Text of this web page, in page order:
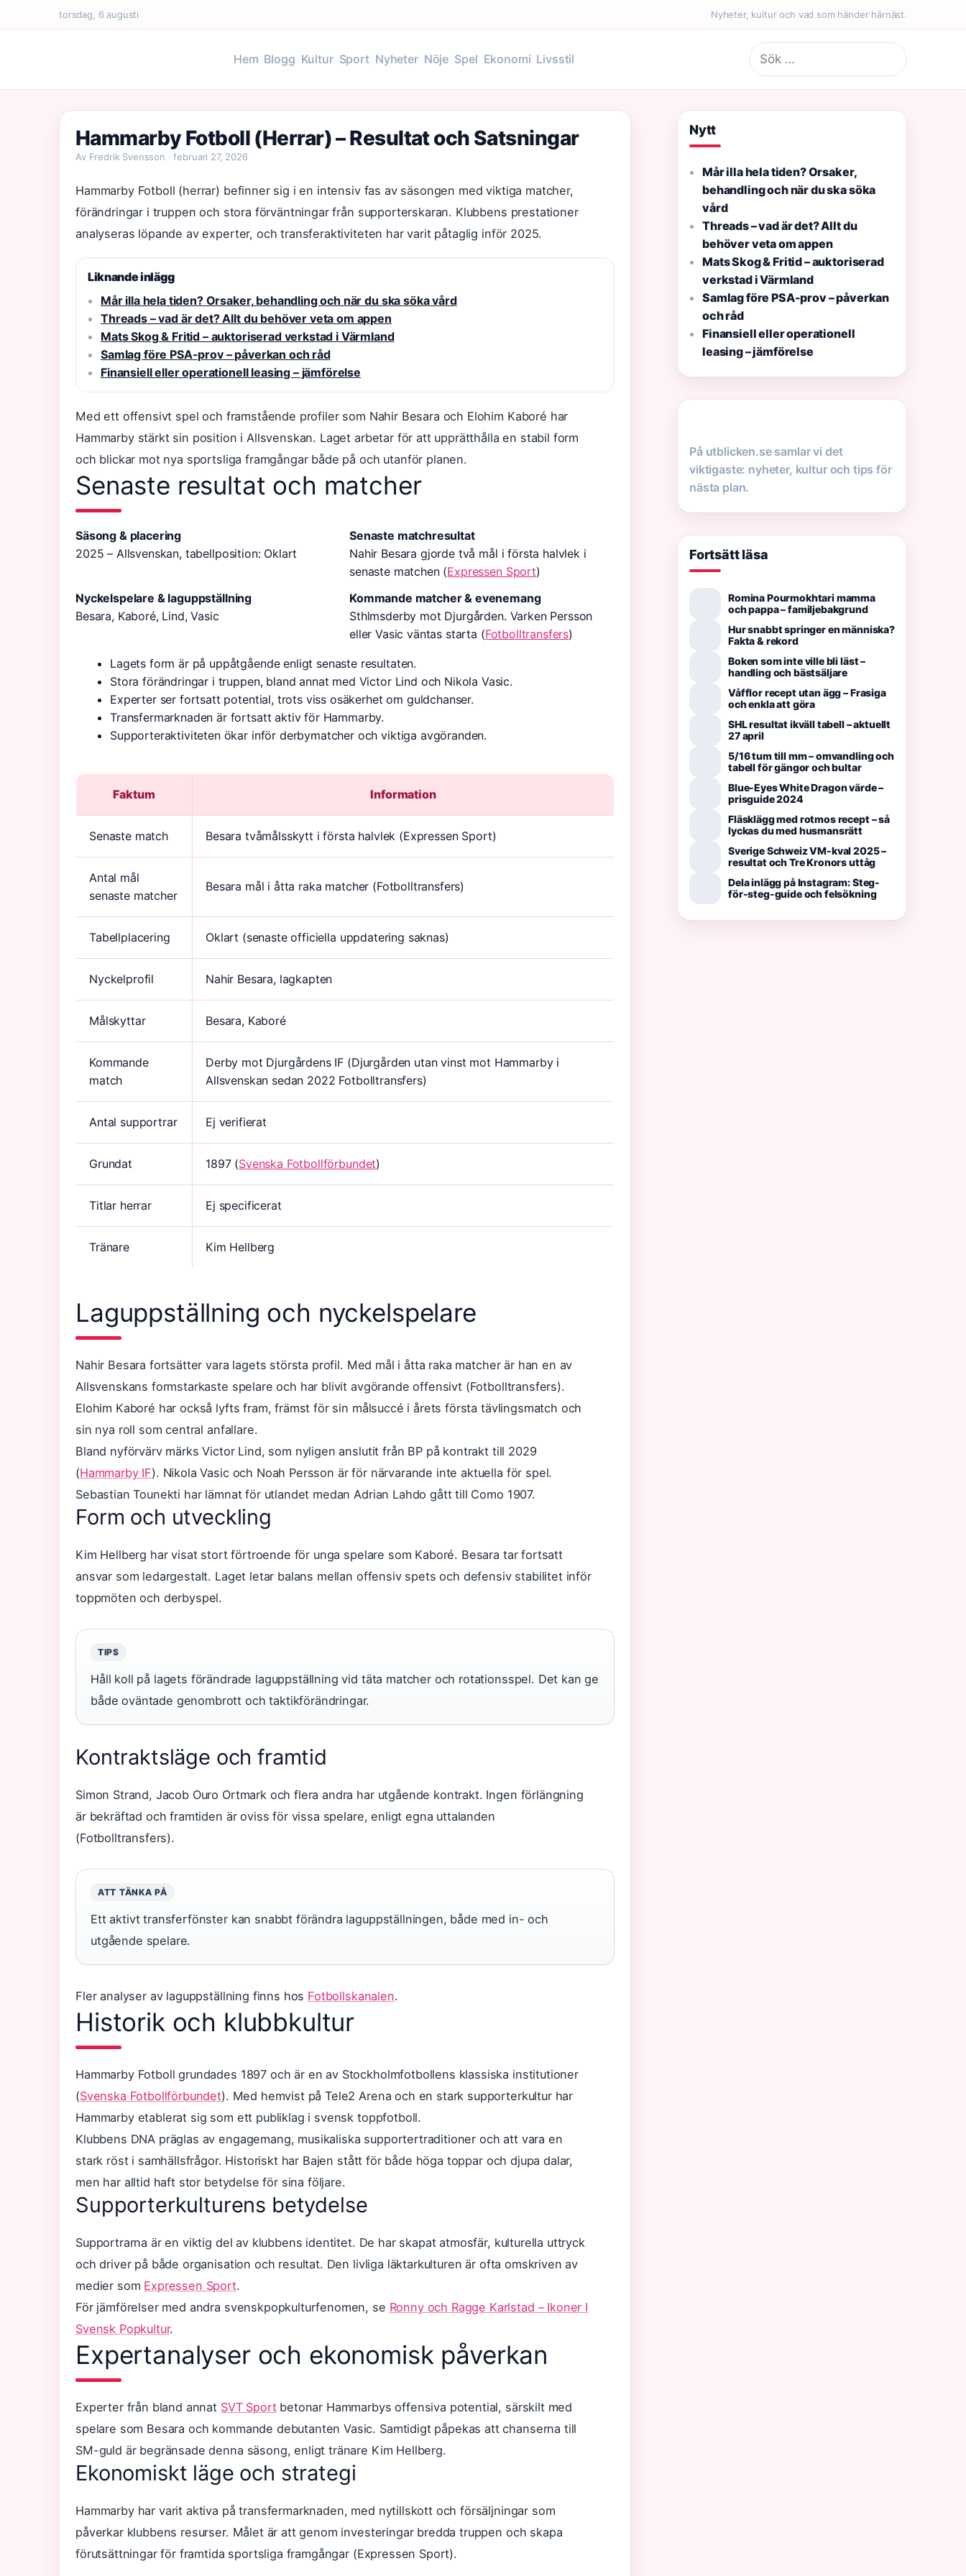
torsdag, 6 augusti Nyheter, kultur och vad som händer härnäst.
Hem Blogg Kultur Sport Nyheter Nöje Spel Ekonomi Livsstil
Sök
efter:
Hammarby Fotboll (Herrar) – Resultat och Satsningar
Av Fredrik Svensson · februari 27, 2026
Hammarby Fotboll (herrar) befinner sig i en intensiv fas av säsongen med viktiga matcher,
förändringar i truppen och stora förväntningar från supporterskaran. Klubbens prestationer
analyseras löpande av experter, och transferaktiviteten har varit påtaglig inför 2025.
Liknande inlägg
Mår illa hela tiden? Orsaker, behandling och när du ska söka vård
Threads – vad är det? Allt du behöver veta om appen
Mats Skog & Fritid – auktoriserad verkstad i Värmland
Samlag före PSA-prov – påverkan och råd
Finansiell eller operationell leasing – jämförelse
Med ett offensivt spel och framstående profiler som Nahir Besara och Elohim Kaboré har
Hammarby stärkt sin position i Allsvenskan. Laget arbetar för att upprätthålla en stabil form
och blickar mot nya sportsliga framgångar både på och utanför planen.
Senaste resultat och matcher
Säsong & placering
2025 – Allsvenskan, tabellposition: Oklart
Senaste matchresultat
Nahir Besara gjorde två mål i första halvlek i
senaste matchen (Expressen Sport)
Nyckelspelare & laguppställning
Besara, Kaboré, Lind, Vasic
Kommande matcher & evenemang
Sthlmsderby mot Djurgården. Varken Persson
eller Vasic väntas starta (Fotbolltransfers)
Lagets form är på uppåtgående enligt senaste resultaten.
Stora förändringar i truppen, bland annat med Victor Lind och Nikola Vasic.
Experter ser fortsatt potential, trots viss osäkerhet om guldchanser.
Transfermarknaden är fortsatt aktiv för Hammarby.
Supporteraktiviteten ökar inför derbymatcher och viktiga avgöranden.
Faktum Information
Senaste match Besara tvåmålsskytt i första halvlek (Expressen Sport)
Antal mål
senaste matcher
Besara mål i åtta raka matcher (Fotbolltransfers)
Tabellplacering Oklart (senaste officiella uppdatering saknas)
Nyckelprofil Nahir Besara, lagkapten
Målskyttar Besara, Kaboré
Kommande
match
Derby mot Djurgårdens IF (Djurgården utan vinst mot Hammarby i
Allsvenskan sedan 2022 Fotbolltransfers)
Antal supportrar Ej verifierat
Grundat 1897 (Svenska Fotbollförbundet)
Titlar herrar Ej specificerat
Tränare Kim Hellberg
Laguppställning och nyckelspelare
Nahir Besara fortsätter vara lagets största profil. Med mål i åtta raka matcher är han en av
Allsvenskans formstarkaste spelare och har blivit avgörande offensivt (Fotbolltransfers).
Elohim Kaboré har också lyfts fram, främst för sin målsuccé i årets första tävlingsmatch och
sin nya roll som central anfallare.
Bland nyförvärv märks Victor Lind, som nyligen anslutit från BP på kontrakt till 2029
(Hammarby IF). Nikola Vasic och Noah Persson är för närvarande inte aktuella för spel.
Sebastian Tounekti har lämnat för utlandet medan Adrian Lahdo gått till Como 1907.
Form och utveckling
Kim Hellberg har visat stort förtroende för unga spelare som Kaboré. Besara tar fortsatt
ansvar som ledargestalt. Laget letar balans mellan offensiv spets och defensiv stabilitet inför
toppmöten och derbyspel.
TIPS
Håll koll på lagets förändrade laguppställning vid täta matcher och rotationsspel. Det kan ge
både oväntade genombrott och taktikförändringar.
Kontraktsläge och framtid
Simon Strand, Jacob Ouro Ortmark och flera andra har utgående kontrakt. Ingen förlängning
är bekräftad och framtiden är oviss för vissa spelare, enligt egna uttalanden
(Fotbolltransfers).
ATT TÄNKA PÅ
Ett aktivt transferfönster kan snabbt förändra laguppställningen, både med in- och
utgående spelare.
Fler analyser av laguppställning finns hos Fotbollskanalen.
Historik och klubbkultur
Hammarby Fotboll grundades 1897 och är en av Stockholmfotbollens klassiska institutioner
(Svenska Fotbollförbundet). Med hemvist på Tele2 Arena och en stark supporterkultur har
Hammarby etablerat sig som ett publiklag i svensk toppfotboll.
Klubbens DNA präglas av engagemang, musikaliska supportertraditioner och att vara en
stark röst i samhällsfrågor. Historiskt har Bajen stått för både höga toppar och djupa dalar,
men har alltid haft stor betydelse för sina följare.
Supporterkulturens betydelse
Supportrarna är en viktig del av klubbens identitet. De har skapat atmosfär, kulturella uttryck
och driver på både organisation och resultat. Den livliga läktarkulturen är ofta omskriven av
medier som Expressen Sport.
För jämförelser med andra svenskpopkulturfenomen, se Ronny och Ragge Karlstad – Ikoner I
Svensk Popkultur.
Expertanalyser och ekonomisk påverkan
Experter från bland annat SVT Sportbetonar Hammarbys offensiva potential, särskilt med
spelare som Besara och kommande debutanten Vasic. Samtidigt påpekas att chanserna till
SM-guld är begränsade denna säsong, enligt tränare Kim Hellberg.
Ekonomiskt läge och strategi
Hammarby har varit aktiva på transfermarknaden, med nytillskott och försäljningar som
påverkar klubbens resurser. Målet är att genom investeringar bredda truppen och skapa
förutsättningar för framtida sportsliga framgångar (Expressen Sport).
Nytt
Mår illa hela tiden? Orsaker,
behandling och när du ska söka
vård
Threads – vad är det? Allt du
behöver veta om appen
Mats Skog & Fritid – auktoriserad
verkstad i Värmland
Samlag före PSA-prov – påverkan
och råd
Finansiell eller operationell
leasing – jämförelse
På utblicken.se samlar vi det
viktigaste: nyheter, kultur och tips för
nästa plan.
Fortsätt läsa
Romina Pourmokhtari mamma
och pappa – familjebakgrund
Hur snabbt springer en människa?
Fakta & rekord
Boken som inte ville bli läst –
handling och bästsäljare
Våfflor recept utan ägg – Frasiga
och enkla att göra
SHL resultat ikväll tabell – aktuellt
27 april
5/16 tum till mm – omvandling och
tabell för gängor och bultar
Blue-Eyes White Dragon värde –
prisguide 2024
Fläsklägg med rotmos recept – så
lyckas du med husmansrätt
Sverige Schweiz VM-kval 2025 –
resultat och Tre Kronors uttåg
Dela inlägg på Instagram: Steg-
för-steg-guide och felsökning